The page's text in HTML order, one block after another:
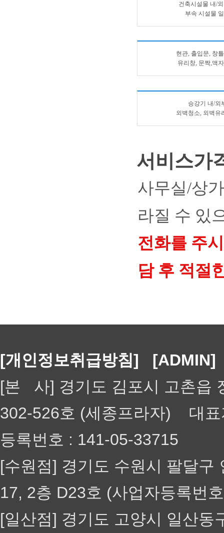
건축시설물 내/
부속 시설물
현관, 출입문, 창
유리창, 문짝,액
승강기 내/외
외벽청소, 외벽유
서비스가
사무실/상
라질 수 있
전화를 주
담 후 적절
[개인정보취급방침]
[ADMIN]
[본 사] 경기도 김포시 고촌읍
302-526호 (세종프라자) 대
등록번호 : 141-05-33715
[수원점] 경기도 수원시 팔달구
17, 2층 D23호 (사업자등록번
[일산점] 경기도 고양시 일산동